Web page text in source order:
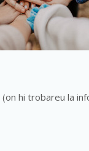
(on hi trobareu la